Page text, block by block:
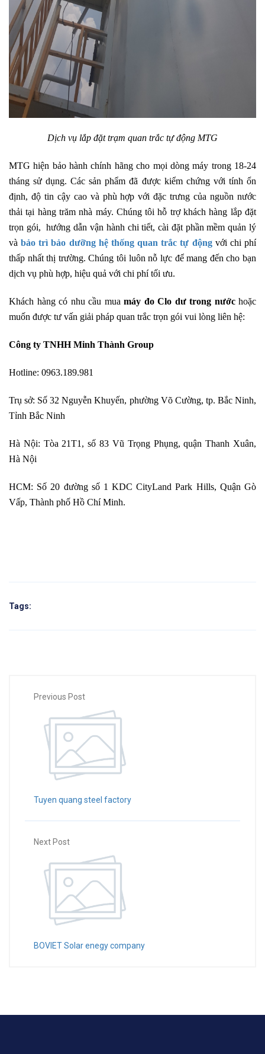
Dịch vụ lắp đặt trạm quan trắc tự động MTG
MTG hiện bảo hành chính hãng cho mọi dòng máy trong 18-24
tháng sử dụng. Các sản phẩm đã được kiểm chứng với tính ổn
định, độ tin cậy cao và phù hợp với đặc trưng của nguồn nước
thải tại hàng trăm nhà máy. Chúng tôi hỗ trợ khách hàng lắp đặt
trọn gói, hướng dẫn vận hành chi tiết, cài đặt phần mềm quản lý
vàbảo trì bảo dưỡng hệ thống quan trắc tự độngvới chi phí
thấp nhất thị trường. Chúng tôi luôn nỗ lực để mang đến cho bạn
dịch vụ phù hợp, hiệu quả với chi phí tối ưu.
Khách hàng có nhu cầu mua máy đo Clo dư trong nướchoặc
muốn được tư vấn giải pháp quan trắc trọn gói vui lòng liên hệ:
Công ty TNHH Minh Thành Group
Hotline: 0963.189.981
Trụ sở: Số 32 Nguyễn Khuyến, phường Võ Cường, tp. Bắc Ninh,
Tỉnh Bắc Ninh
Hà Nội: Tòa 21T1, số 83 Vũ Trọng Phụng, quận Thanh Xuân,
Hà Nội
HCM: Số 20 đường số 1 KDC CityLand Park Hills, Quận Gò
Vấp, Thành phố Hồ Chí Minh.
Tags:
Previous Post
Tuyen quang steel factory
Next Post
BOVIET Solar enegy company